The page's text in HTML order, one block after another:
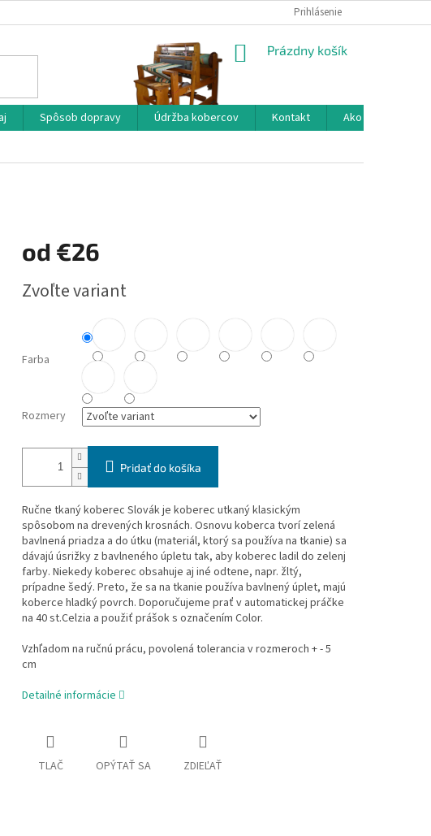
Prihlásenie
NÁKUPNÝ
Prázdny košík
Spôsob dopravy Údržba kobercov Kontakt
Ako nakupovať?
od €26
cena:
Zvoľte variant
Farba
Rozmery
Pridať do košíka
Ručne tkaný koberec Slovák je koberec utkaný klasickým
spôsobom na drevených krosnách. Osnovu koberca tvorí zelená
bavlnená priadza a do útku (materiál, ktorý sa používa na tkanie) sa
dávajú úsrižky z bavlneného úpletu tak, aby koberec ladil do zelenj
farby. Niekedy koberec obsahuje aj iné odtene, napr. žltý,
prípadne šedý. Preto, že sa na tkanie používa bavlnený úplet, majú
koberce hladký povrch. Doporučujeme prať v automatickej práčke
na 40 st.Celzia a použiť prášok s označením Color.
Vzhľadom na ručnú prácu, povolená tolerancia v rozmeroch + - 5
cm
Detailné informácie
TLAČ OPÝTAŤ SA ZDIEĽAŤ